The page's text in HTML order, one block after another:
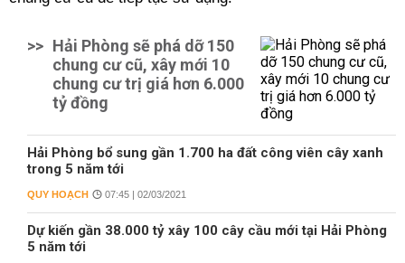
>> Hải Phòng sẽ phá dỡ 150
chung cư cũ, xây mới 10
chung cư trị giá hơn 6.000
tỷ đồng
Hải Phòng bổ sung gần 1.700 ha đất công viên cây xanh
trong 5 năm tới
QUY HOẠCH 07:45 | 02/03/2021
Dự kiến gần 38.000 tỷ xây 100 cây cầu mới tại Hải Phòng
5 năm tới